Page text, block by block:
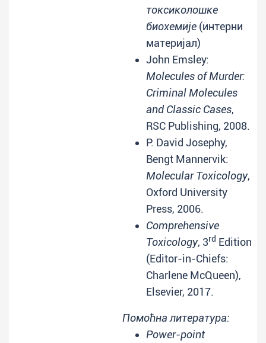
токсиколошке
биохемије (интерни
материјал)
John Emsley:
Molecules of Murder:
Criminal Molecules
and Classic Cases,
RSC Publishing, 2008.
P. David Josephy,
Bengt Mannervik:
Molecular Toxicology,
Oxford University
Press, 2006.
Comprehensive
Toxicology, 3rd Edition
(Editor-in-Chiefs:
Charlene McQueen),
Elsevier, 2017.
Помоћна литература:
Power-point